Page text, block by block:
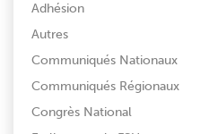
Adhésion
Autres
Communiqués Nationaux
Communiqués Régionaux
Congrès National